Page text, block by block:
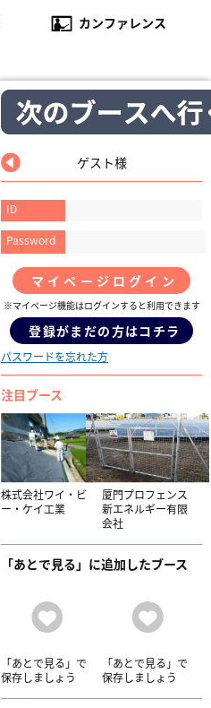
カンファレンス
ゲスト様
ID
Password
マイページログイン
※マイページ機能はログインすると利用できます
登録がまだの方はコチラ
パスワードを忘れた方
注目ブース
株式会社ワイ・ビ
ー・ケイ工業
厦門プロフェンス
新エネルギー有限
会社
「あとで見る」に追加したブース
「あとで見る」で
保存しましょう
「あとで見る」で
保存しましょう